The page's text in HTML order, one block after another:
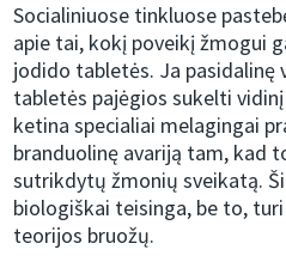
Socialiniuose tinkluose
apie tai, kokį poveikį žmogui
jodido tabletės. Ja
tabletės pajėgios sukelti
ketina specialiai melagingai
branduolinę avariją tam, kad
sutrikdytų žmonių sveikatą.
biologiškai teisinga, be to,
teorijos bruožų.